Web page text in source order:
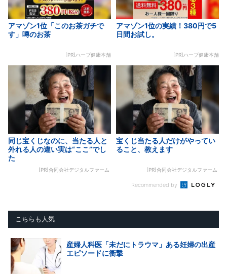
アマゾン1位「このお茶ガチで
す」噂のお茶
[PR]ハーブ健康本舗
アマゾン1位の実績！380円で5
日間お試し。
[PR]ハーブ健康本舗
同じ宝くじなのに、当たる人と
外れる人の違い実は“ここ”でし
た
[PR]合同会社デジタルファーム
宝くじ当たる人だけがやってい
ること、教えます
[PR]合同会社デジタルファーム
Recommended by
こちらも人気
産婦人科医「未だにトラウマ」ある妊婦の出産
エピソードに衝撃